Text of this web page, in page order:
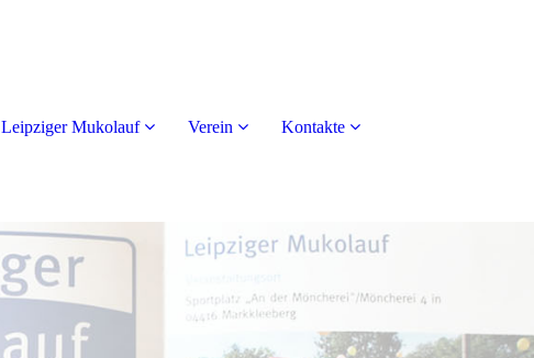
Leipziger Mukolauf Verein Kontakte